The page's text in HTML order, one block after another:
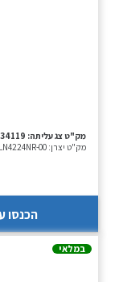
מק"ט צג עליתה: 34119
מק"ט יצרן: 00
הכנסו
במלאי